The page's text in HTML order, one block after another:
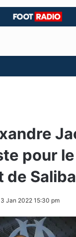
pour le
Saliba
Jan 2022 15:30 pm